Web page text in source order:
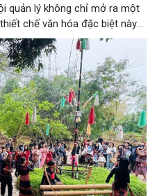
quản lý không chỉ mở ra một
chế văn hóa đặc biệt này
đô hiện thực hóa mục tiêu
phát triển. Đó là định hướng
số 573-TB/TU ngày
ủy về kết luận của đồng chí
trị, Bí thư Thành ủy tại buổi
các dân tộc Việt Nam.